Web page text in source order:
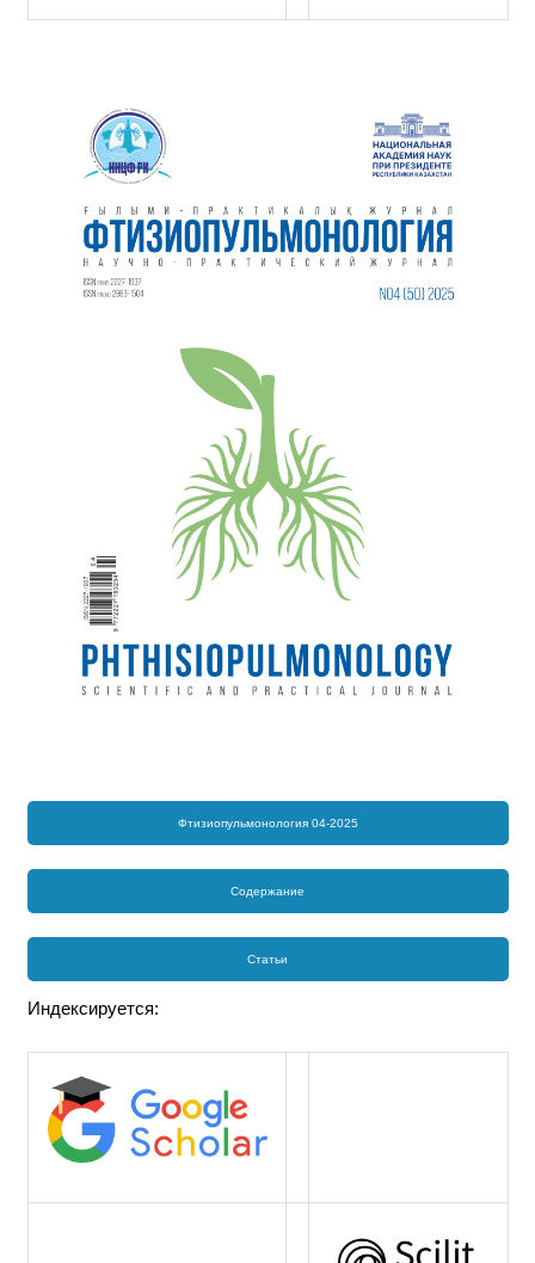
Фтизиопульмонология 04-2025
Содержание
Статьи
Индексируется: